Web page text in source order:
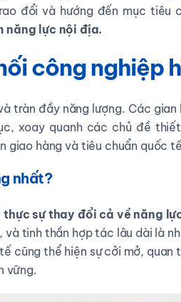
đổi và hướng đến mục tiêu
năng lực nội địa.
công nghiệp
tràn đầy năng lượng. Các
xoay quanh các chủ đề
giao hàng và tiêu chuẩn quốc
nhất?
sự thay đổi cả về năng
và tinh thần hợp tác lâu dài là
cũng thể hiện sự cởi mở,
vững.